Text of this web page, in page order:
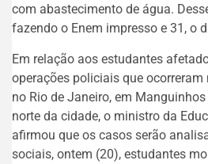
com abastecimento de água.
fazendo o Enem impresso e 31, o
Em relação aos estudantes
operações policiais que ocorreram
no Rio de Janeiro, em
norte da cidade, o ministro da
afirmou que os casos serão
sociais, ontem (20), estudantes